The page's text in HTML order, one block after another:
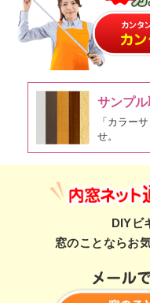
サンプ
「カラー
せ。
DIYビ
窓のことならお